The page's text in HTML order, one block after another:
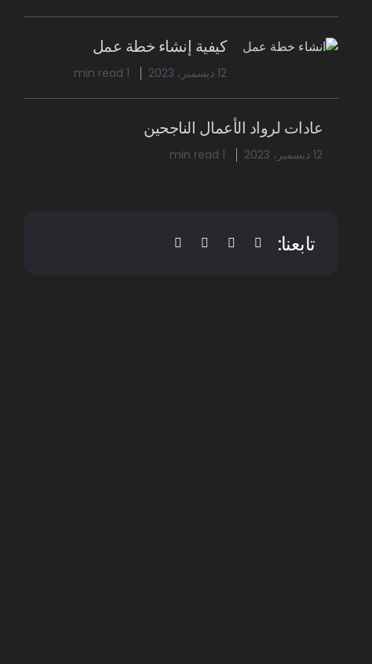
كيفية إنشاء خطة عمل
12 ديسمبر، 2023 1 min read
عادات لرواد الأعمال الناجحين
12 ديسمبر، 2023 1 min read
تابعنا: